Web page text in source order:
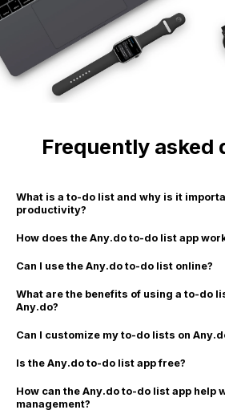
Frequently asked
What is a to-do list and why is it
productivity?
How does the Any.do to-do list app
Can I use the Any.do to-do list online?
What are the benefits of using a to-do
Any.do?
Can I customize my to-do lists on
Is the Any.do to-do list app free?
How can the Any.do to-do list app help
management?